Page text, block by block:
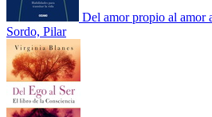
Del amor propio al amor
Sordo, Pilar